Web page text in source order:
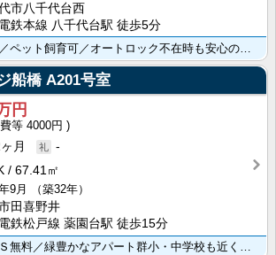
市八千代台西
鉄本線 八千代台駅 徒歩5分
船橋A201号室
円
4000円
月
-
67.41㎡
9月
（築32年）
田喜野井
鉄松戸線 薬園台駅 徒歩15分